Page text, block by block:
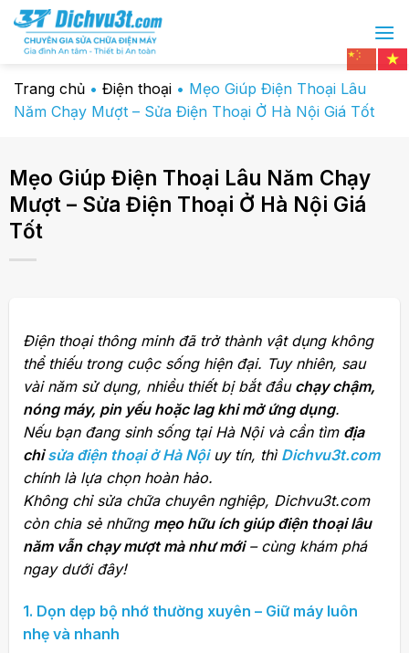
Chuyển
đến
dung
Trang chủ • Điện thoại • Mẹo Giúp Điện Thoại Lâu
Năm Chạy Mượt – Sửa Điện Thoại Ở Hà Nội Giá Tốt
Mẹo Giúp Điện Thoại Lâu Năm Chạy
Mượt – Sửa Điện Thoại Ở Hà Nội Giá
Tốt
Điện thoại thông minh đã trở thành vật dụng không
thể thiếu trong cuộc sống hiện đại. Tuy nhiên, sau
vài năm sử dụng, nhiều thiết bị bắt đầu chạy chậm,
nóng máy, pin yếu hoặc lag khi mở ứng dụng.
Nếu bạn đang sinh sống tại Hà Nội và cần tìm địa
chỉsửa điện thoại ở Hà Nộiuy tín, thì Dichvu3t.com
chính là lựa chọn hoàn hảo.
Không chỉ sửa chữa chuyên nghiệp, Dichvu3t.com
còn chia sẻ những mẹo hữu ích giúp điện thoại lâu
năm vẫn chạy mượt mà như mới– cùng khám phá
ngay dưới đây!
1. Dọn dẹp bộ nhớ thường xuyên – Giữ máy luôn
nhẹ và nhanh